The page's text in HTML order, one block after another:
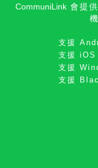
CommuniLink會提供
支援
支援 iOS
支援
支援